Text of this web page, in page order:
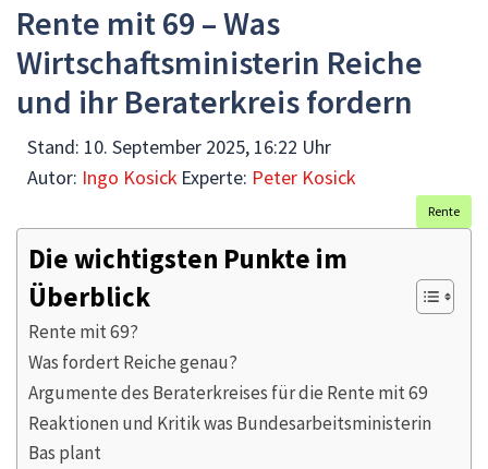
Rente mit 69 – Was
Wirtschaftsministerin Reiche
und ihr Beraterkreis fordern
Stand: 10. September 2025, 16:22 Uhr
Autor: Ingo Kosick Experte: Peter Kosick
Rente
Die wichtigsten Punkte im
Überblick
Rente mit 69?
Was fordert Reiche genau?
Argumente des Beraterkreises für die Rente mit 69
Reaktionen und Kritik was Bundesarbeitsministerin
Bas plant